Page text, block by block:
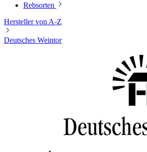
Rebsorten
Hersteller von A-Z
Deutsches Weintor